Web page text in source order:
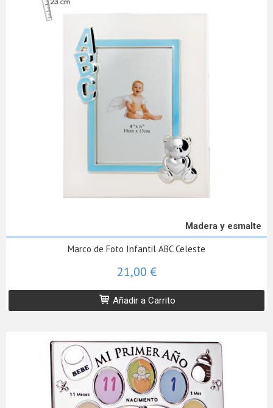
Madera y esmalte
Marco de Foto Infantil ABC Celeste
21,00 €
Añadir a Carrito